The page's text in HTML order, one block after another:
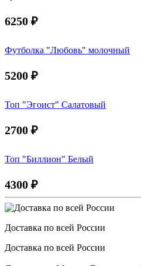
6250 ₽
Футболка "Любовь" молочный
5200 ₽
Топ "Эгоист" Салатовый
2700 ₽
Топ "Биллион" Белый
4300 ₽
Доставка по всей России
Доставка по всей России